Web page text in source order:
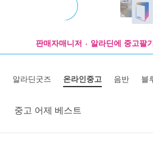
판매자매니저 알라딘에 중고팔기
알라딘굿즈 온라인중고 음반 블
중고 어제 베스트